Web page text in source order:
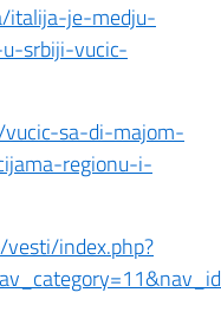
italija-je-medju-
srbiji-vucic-
sa-di-majom-
regionu-i-
index.php?